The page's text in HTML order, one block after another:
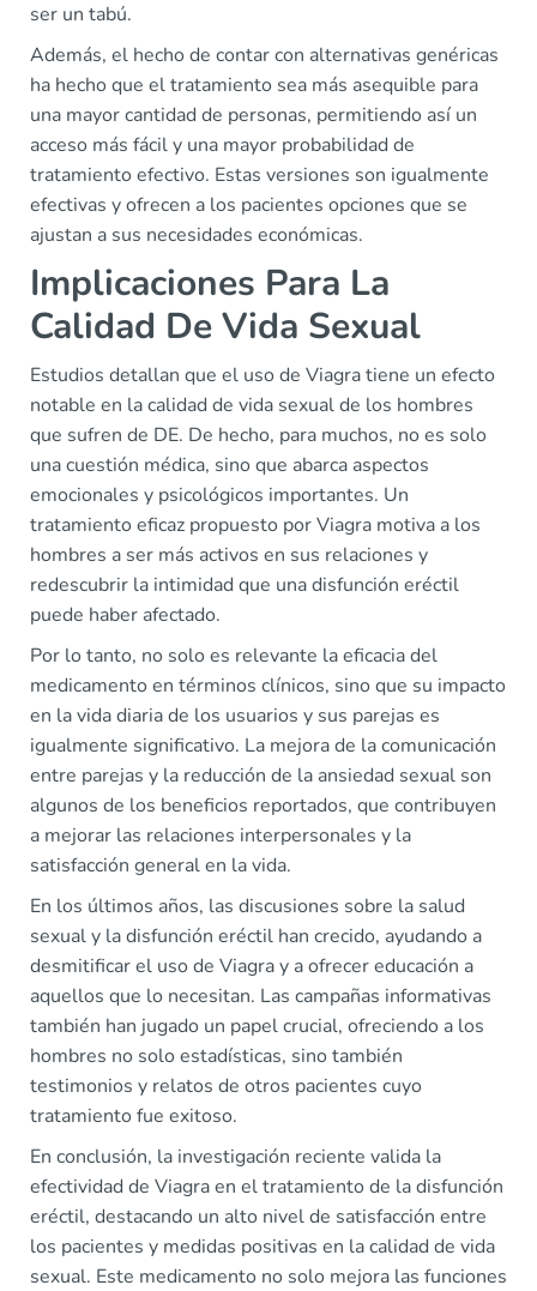
ser un tabú.
Además, el hecho de contar con alternativas genéricas
ha hecho que el tratamiento sea más asequible para
una mayor cantidad de personas, permitiendo así un
acceso más fácil y una mayor probabilidad de
tratamiento efectivo. Estas versiones son igualmente
efectivas y ofrecen a los pacientes opciones que se
ajustan a sus necesidades económicas.
Implicaciones Para La
Calidad De Vida Sexual
Estudios detallan que el uso de Viagra tiene un efecto
notable en la calidad de vida sexual de los hombres
que sufren de DE. De hecho, para muchos, no es solo
una cuestión médica, sino que abarca aspectos
emocionales y psicológicos importantes. Un
tratamiento eficaz propuesto por Viagra motiva a los
hombres a ser más activos en sus relaciones y
redescubrir la intimidad que una disfunción eréctil
puede haber afectado.
Por lo tanto, no solo es relevante la eficacia del
medicamento en términos clínicos, sino que su impacto
en la vida diaria de los usuarios y sus parejas es
igualmente significativo. La mejora de la comunicación
entre parejas y la reducción de la ansiedad sexual son
algunos de los beneficios reportados, que contribuyen
a mejorar las relaciones interpersonales y la
satisfacción general en la vida.
En los últimos años, las discusiones sobre la salud
sexual y la disfunción eréctil han crecido, ayudando a
desmitificar el uso de Viagra y a ofrecer educación a
aquellos que lo necesitan. Las campañas informativas
también han jugado un papel crucial, ofreciendo a los
hombres no solo estadísticas, sino también
testimonios y relatos de otros pacientes cuyo
tratamiento fue exitoso.
En conclusión, la investigación reciente valida la
efectividad de Viagra en el tratamiento de la disfunción
eréctil, destacando un alto nivel de satisfacción entre
los pacientes y medidas positivas en la calidad de vida
sexual. Este medicamento no solo mejora las funciones